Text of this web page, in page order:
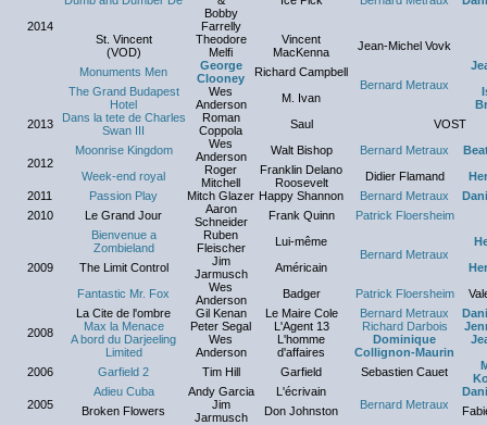
2014
Bobby
Farrelly
St. Vincent
(VOD)
Theodore
Melfi
Vincent
MacKenna
Jean-Michel Vovk
Monuments Men
George
Clooney
Richard Campbell
Bernard Metraux
The Grand Budapest
Hotel
Wes
Anderson
M. Ivan
2013
Dans la tete de Charles
Swan III
Roman
Coppola
Saul VOST
2012
Moonrise Kingdom
Wes
Anderson
Walt Bishop Bernard Metraux
Week-end royal
Roger
Mitchell
Franklin Delano
Roosevelt
Didier Flamand
2011
Passion Play Mitch Glazer Happy Shannon Bernard Metraux
2010
Le Grand Jour
Aaron
Schneider
Frank Quinn Patrick Floersheim
2009
Bienvenue a
Zombieland
Ruben
Fleischer
Lui-même
Bernard Metraux
The Limit Control
Jim
Jarmusch
Américain
Fantastic Mr. Fox
Wes
Anderson
Badger Patrick Floersheim
2008
La Cite de l'ombre Gil Kenan Le Maire Cole Bernard Metraux
Max la Menace
Peter Segal L'Agent 13 Richard Darbois
A bord du Darjeeling
Limited
Wes
Anderson
L'homme
d'affaires
Dominique
Collignon-Maurin
2006 Garfield 2 Tim Hill Garfield Sebastien Cauet
2005
Adieu Cuba Andy Garcia
L'écrivain
Bernard Metraux
Broken Flowers
Jim
Jarmusch
Don Johnston